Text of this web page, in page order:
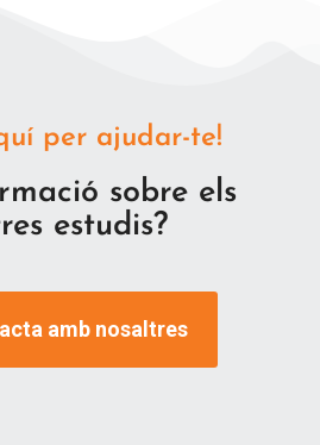
per ajudar-te!
sobre els
estudis?
amb nosaltres